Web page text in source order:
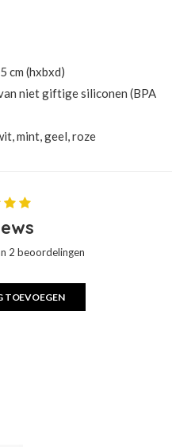
cm (hxbxd)
niet giftige siliconen (BPA
mint, geel, roze
2 beoordelingen
TOEVOEGEN